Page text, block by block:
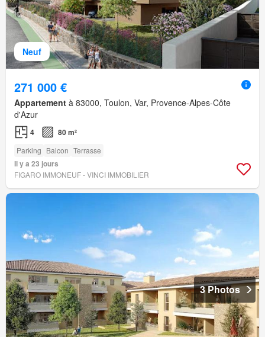
Neuf
271 000 €
Appartement à 83000, Toulon, Var, Provence-Alpes-Côte
d'Azur
4 80 m²
Parking Balcon Terrasse
Il y a 23 jours
FIGARO IMMONEUF - VINCI IMMOBILIER
3 Photos